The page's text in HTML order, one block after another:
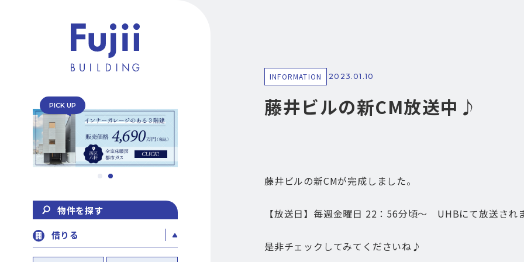
PICK UP
物件を探す
借りる
INFORMATION 2023.01.10
藤井ビルの新CM放送中♪
藤井ビルの新CMが完成しました。
【放送日】毎週金曜日 22：56分頃〜 UHBにて放送され
是非チェックしてみてくださいね♪